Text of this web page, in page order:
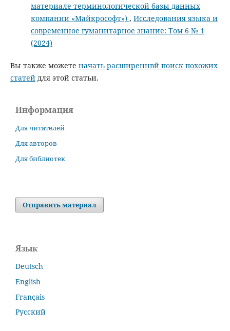
материале терминологической базы данных
компании «Майкрософт») , Исследования языка и
современное гуманитарное знание: Том 6 № 1
(2024)
Вы также можете начать расширеннвй поиск похожих
статейдля этой статьи.
Информация
Для читателей
Для авторов
Для библиотек
Отправить материал
Язык
Deutsch
English
Français
Русский